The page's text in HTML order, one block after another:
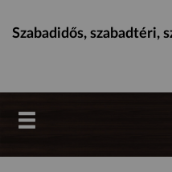
Szabadidős, szabadtéri,